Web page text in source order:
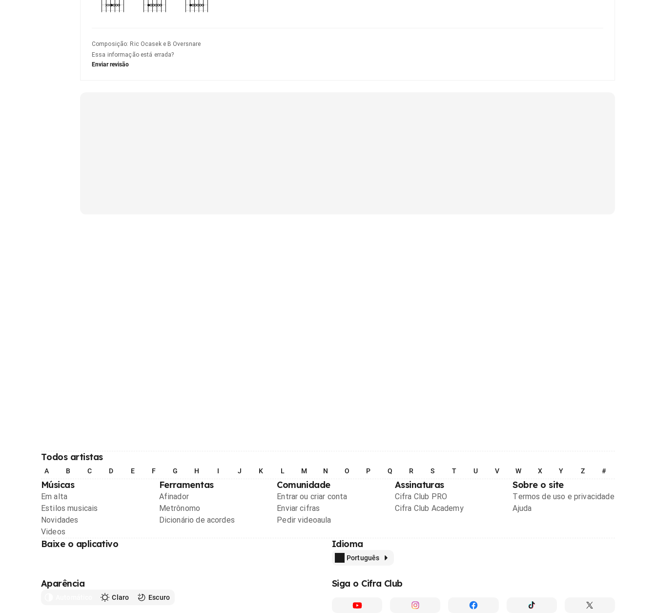
Composição: Ric Ocasek e B Oversnare
Essa informação está errada?
Enviar revisão
Todos artistas
A B C D E F G H I J K L M N O P Q R S T U V W X Y Z #
Músicas
Em alta
Estilos musicais
Novidades
Videos
Ferramentas
Afinador
Metrônomo
Dicionário de acordes
Comunidade
Entrar ou criar conta
Enviar cifras
Pedir videoaula
Assinaturas
Cifra Club PRO
Cifra Club Academy
Sobre o site
Termos de uso e privacidade
Ajuda
Baixe o aplicativo Idioma
Português
Aparência
Claro Escuro
Siga o Cifra Club